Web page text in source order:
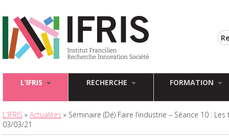
L’IFRIS RECHERCHE FORMATION
L'IFRIS » Actualités » Séminaire (Dé) Faire l’industrie – Séance 10 :
03/03/21